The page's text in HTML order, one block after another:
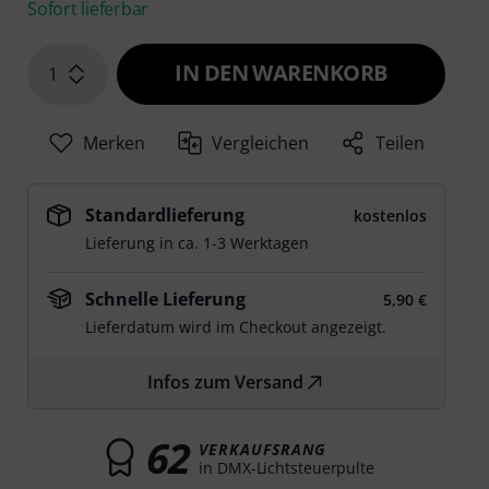
Sofort lieferbar
1 IN DEN WARENKORB
Merken Vergleichen Teilen
Standardlieferung
kostenlos
Lieferung in ca. 1-3 Werktagen
Schnelle Lieferung
5,90 €
Lieferdatum wird im Checkout angezeigt.
Infos zum Versand
62 VERKAUFSRANG
in DMX-Lichtsteuerpulte